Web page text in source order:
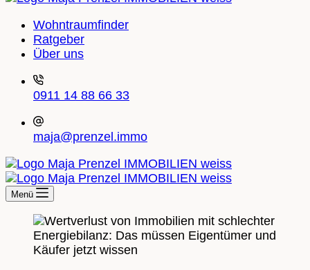
Wohntraumfinder
Ratgeber
Über uns
0911 14 88 66 33
maja@prenzel.immo
Menü